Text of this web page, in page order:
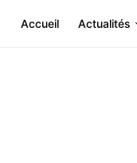
Accueil Actualités